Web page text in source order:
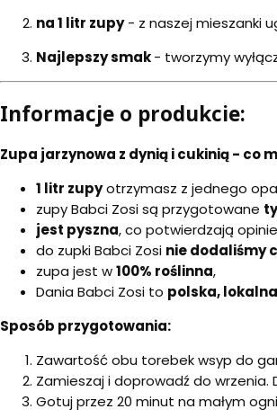
na 1 litr zupy- z naszej mieszanki
Najlepszy smak- tworzymy
Informacje o produkcie:
Zupa jarzynowa z dynią i cukinią - co
1 litr zupyotrzymasz z jednego
zupy Babci Zosi są przygotowane
jest pyszna, co potwierdzają
do zupki Babci Zosi nie dodaliśmy
zupa jest w100% roślinna,
Dania Babci Zosi to polska,
Sposób przygotowania:
Zawartość obu torebek wsyp do
Zamieszaj i doprowadź do wrzenia.
Gotuj przez 20 minut na małym